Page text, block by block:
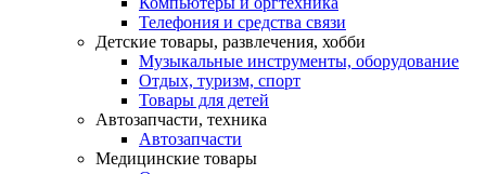
Телефония и средства связи
Детские товары, развлечения, хобби
Музыкальные инструменты, оборудование
Отдых, туризм, спорт
Товары для детей
Автозапчасти, техника
Автозапчасти
Медицинские товары